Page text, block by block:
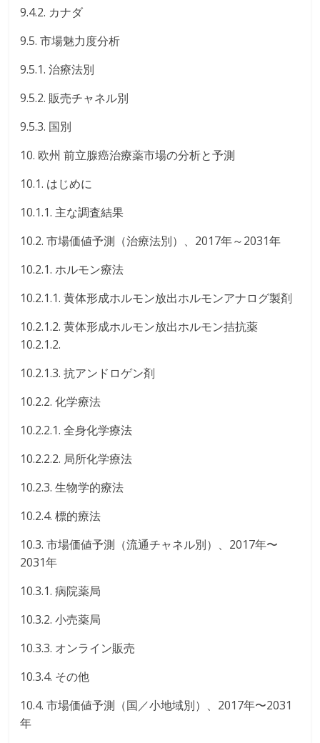
9.4.2. カナダ
9.5. 市場魅力度分析
9.5.1. 治療法別
9.5.2. 販売チャネル別
9.5.3. 国別
10. 欧州 前立腺癌治療薬市場の分析と予測
10.1. はじめに
10.1.1. 主な調査結果
10.2. 市場価値予測（治療法別）、2017年～2031年
10.2.1. ホルモン療法
10.2.1.1. 黄体形成ホルモン放出ホルモンアナログ製剤
10.2.1.2. 黄体形成ホルモン放出ホルモン拮抗薬
10.2.1.2.
10.2.1.3. 抗アンドロゲン剤
10.2.2. 化学療法
10.2.2.1. 全身化学療法
10.2.2.2. 局所化学療法
10.2.3. 生物学的療法
10.2.4. 標的療法
10.3. 市場価値予測（流通チャネル別）、2017年〜
2031年
10.3.1. 病院薬局
10.3.2. 小売薬局
10.3.3. オンライン販売
10.3.4. その他
10.4. 市場価値予測（国／小地域別）、2017年〜2031
年